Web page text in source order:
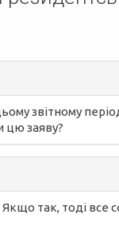
звітному
цю заяву?
так, тоді